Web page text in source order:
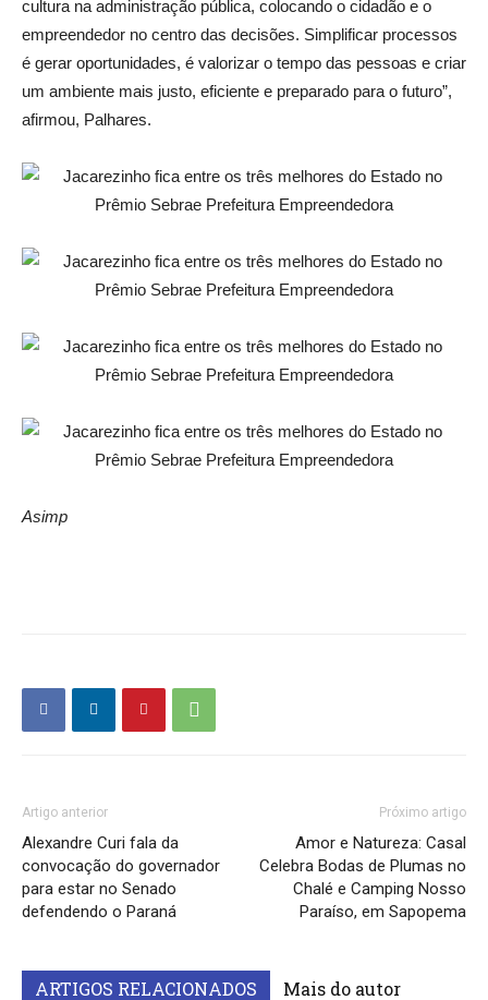
cultura na administração pública, colocando o cidadão e o
empreendedor no centro das decisões. Simplificar processos
é gerar oportunidades, é valorizar o tempo das pessoas e criar
um ambiente mais justo, eficiente e preparado para o futuro”,
afirmou, Palhares.
Asimp
Artigo anterior
Alexandre Curi fala da
convocação do governador
para estar no Senado
defendendo o Paraná
Próximo artigo
Amor e Natureza: Casal
Celebra Bodas de Plumas no
Chalé e Camping Nosso
Paraíso, em Sapopema
ARTIGOS RELACIONADOS Mais do autor